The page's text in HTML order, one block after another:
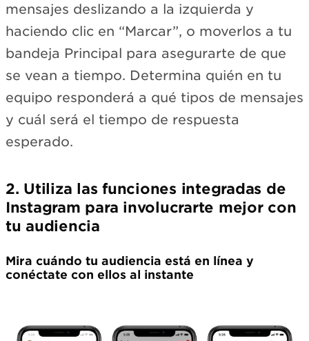
mensajes deslizando a la izquierda y
haciendo clic en “Marcar”, o moverlos a tu
bandeja Principal para asegurarte de que
se vean a tiempo. Determina quién en tu
equipo responderá a qué tipos de mensajes
y cuál será el tiempo de respuesta
esperado.
2. Utiliza las funciones integradas de
Instagram para involucrarte mejor con
tu audiencia
Mira cuándo tu audiencia está en línea y
conéctate con ellos al instante